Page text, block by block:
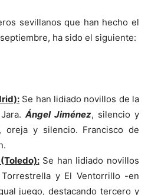
sevillanos que han hecho el
ha sido el siguiente:
Se han lidiado novillos de la
Ángel Jiménez, silencio y
oreja y silencio. Francisco de
Se han lidiado novillos
y El Ventorrillo -en
juego, destacando tercero y